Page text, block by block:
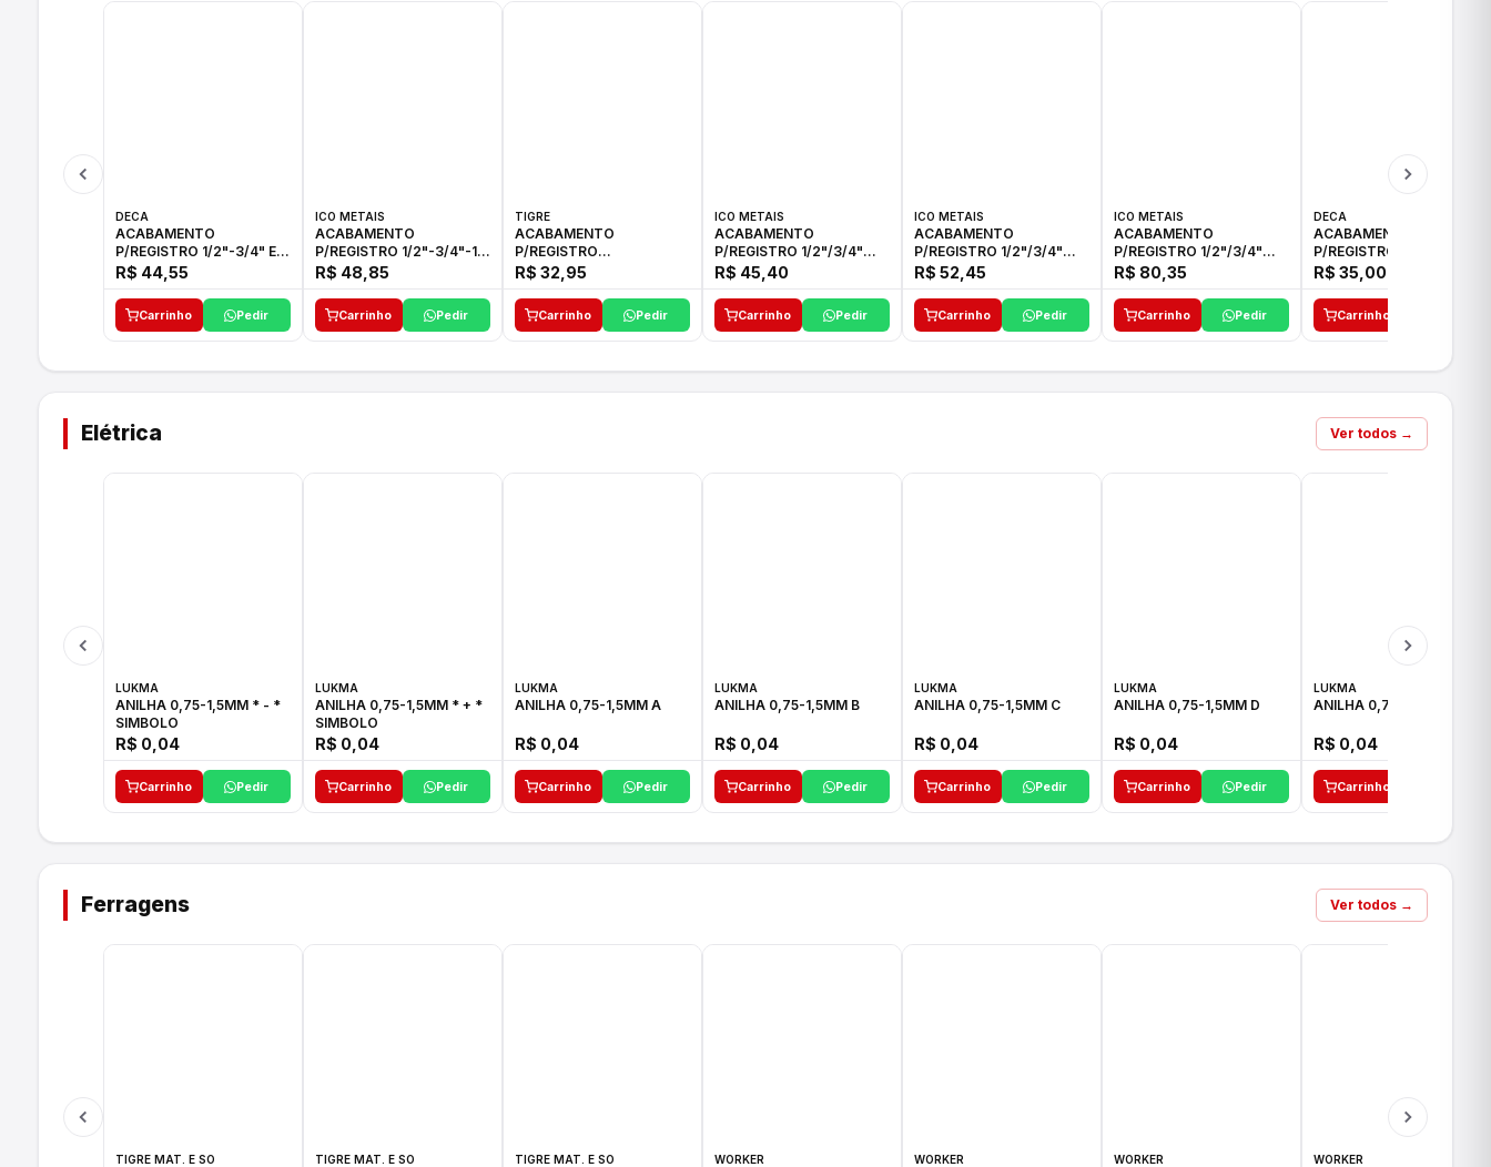
DECA
ACABAMENTO
P/REGISTRO 1/2"-3/4" E
1"C21.PQ DECA
R$ 44,55
Carrinho Pedir
ICO METAIS
ACABAMENTO
P/REGISTRO 1/2"-3/4"-1"
ACB M CS 33 ICO
R$ 48,85
Carrinho Pedir
TIGRE
ACABAMENTO
P/REGISTRO
1/2"-3/4"-1"ELLA CROSS
R$ 32,95
Carrinho Pedir
ICO METAIS
ACABAMENTO
P/REGISTRO 1/2"/3/4"
1416 ACB 33 E ICO
R$ 45,40
Carrinho Pedir
ICO METAIS
ACABAMENTO
P/REGISTRO 1/2"/3/4"
1416 C-50 ICO
R$ 52,45
Carrinho Pedir
ICO METAIS
ACABAMENTO
P/REGISTRO 1/2"/3/4"
ACB CS ALV E ICO
R$ 80,35
Carrinho Pedir
DECA
ACABAMENTO
P/REGISTRO 1/2"/3/4" C-
35 DECA
R$ 35,00
Carrinho
Elétrica Ver todos →
LUKMA
ANILHA 0,75-1,5MM * - *
SIMBOLO
R$ 0,04
Carrinho Pedir
LUKMA
ANILHA 0,75-1,5MM * + *
SIMBOLO
R$ 0,04
Carrinho Pedir
LUKMA
ANILHA 0,75-1,5MM A
R$ 0,04
Carrinho Pedir
LUKMA
ANILHA 0,75-1,5MM B
R$ 0,04
Carrinho Pedir
LUKMA
ANILHA 0,75-1,5MM C
R$ 0,04
Carrinho Pedir
LUKMA
ANILHA 0,75-1,5MM D
R$ 0,04
Carrinho Pedir
LUKMA
ANILHA 0,75-1,5MM E
R$ 0,04
Carrinho
Ferragens Ver todos →
TIGRE MAT. E SO TIGRE MAT. E SO TIGRE MAT. E SO WORKER WORKER WORKER WORKER